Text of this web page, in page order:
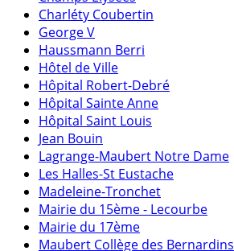
Charléty Coubertin
George V
Haussmann Berri
Hôtel de Ville
Hôpital Robert-Debré
Hôpital Sainte Anne
Hôpital Saint Louis
Jean Bouin
Lagrange-Maubert Notre Dame
Les Halles-St Eustache
Madeleine-Tronchet
Mairie du 15ème - Lecourbe
Mairie du 17ème
Maubert Collège des Bernardins